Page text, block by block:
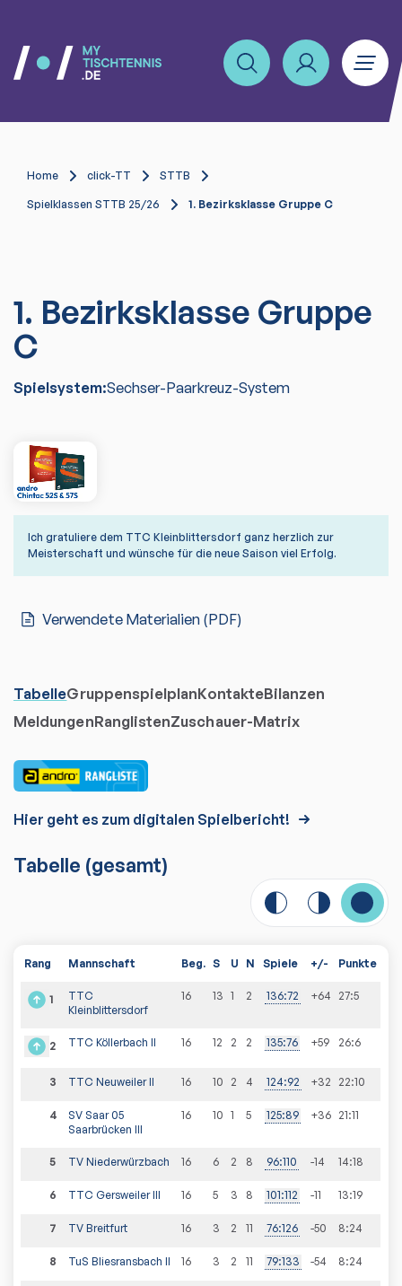
Home click-TT STTB
Spielklassen STTB 25/26 1. Bezirksklasse Gruppe C
1. Bezirksklasse Gruppe
C
Spielsystem:Sechser-Paarkreuz-System
Ich gratuliere dem TTC Kleinblittersdorf ganz herzlich zur
Meisterschaft und wünsche für die neue Saison viel Erfolg.
Verwendete Materialien (PDF)
TabelleGruppenspielplanKontakteBilanzen
MeldungenRanglistenZuschauer-Matrix
Hier geht es zum digitalen Spielbericht!
Tabelle (gesamt)
Rang Mannschaft Beg. S U N Spiele +/- Punkte
1
TTC
Kleinblittersdorf
16 13 1 2 136:72 +64 27:5
2 TTC Köllerbach II 16 12 2 2 135:76 +59 26:6
3 TTC Neuweiler II 16 10 2 4 124:92 +32 22:10
4
SV Saar 05
Saarbrücken III
16 10 1 5 125:89 +36 21:11
5 TV Niederwürzbach 16 6 2 8 96:110 -14 14:18
6 TTC Gersweiler III 16 5 3 8 101:112 -11 13:19
7 TV Breitfurt 16 3 2 11 76:126 -50 8:24
8 TuS Bliesransbach II 16 3 2 11 79:133 -54 8:24